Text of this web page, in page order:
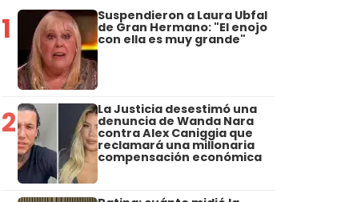
1 Suspendieron a Laura Ubfal
de Gran Hermano: "El enojo
con ella es muy grande"
2 La Justicia desestimó una
denuncia de Wanda Nara
contra Alex Caniggia que
reclamará una millonaria
compensación económica